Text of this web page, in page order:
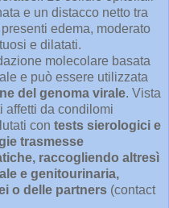
e un distacco netto tra
edema, moderato
e dilatati.
molecolare basata
e può essere utilizzata
del genoma virale. Vista
affetti da condilomi
con tests sierologici e
trasmesse
raccogliendo altresì
e genitourinaria,
o delle partners (contact